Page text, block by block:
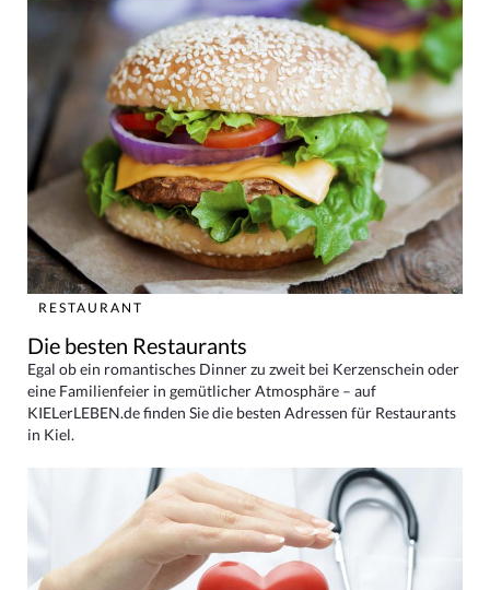
RESTAURANT
Die besten Restaurants
Egal ob ein romantisches Dinner zu zweit bei Kerzenschein oder
eine Familienfeier in gemütlicher Atmosphäre – auf
KIELerLEBEN.de finden Sie die besten Adressen für Restaurants
in Kiel.